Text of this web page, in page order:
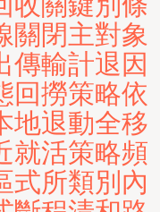
關閉主對象
傳輸計退因
回撈策略依
地退動全移
就活策略頻
式所類別內